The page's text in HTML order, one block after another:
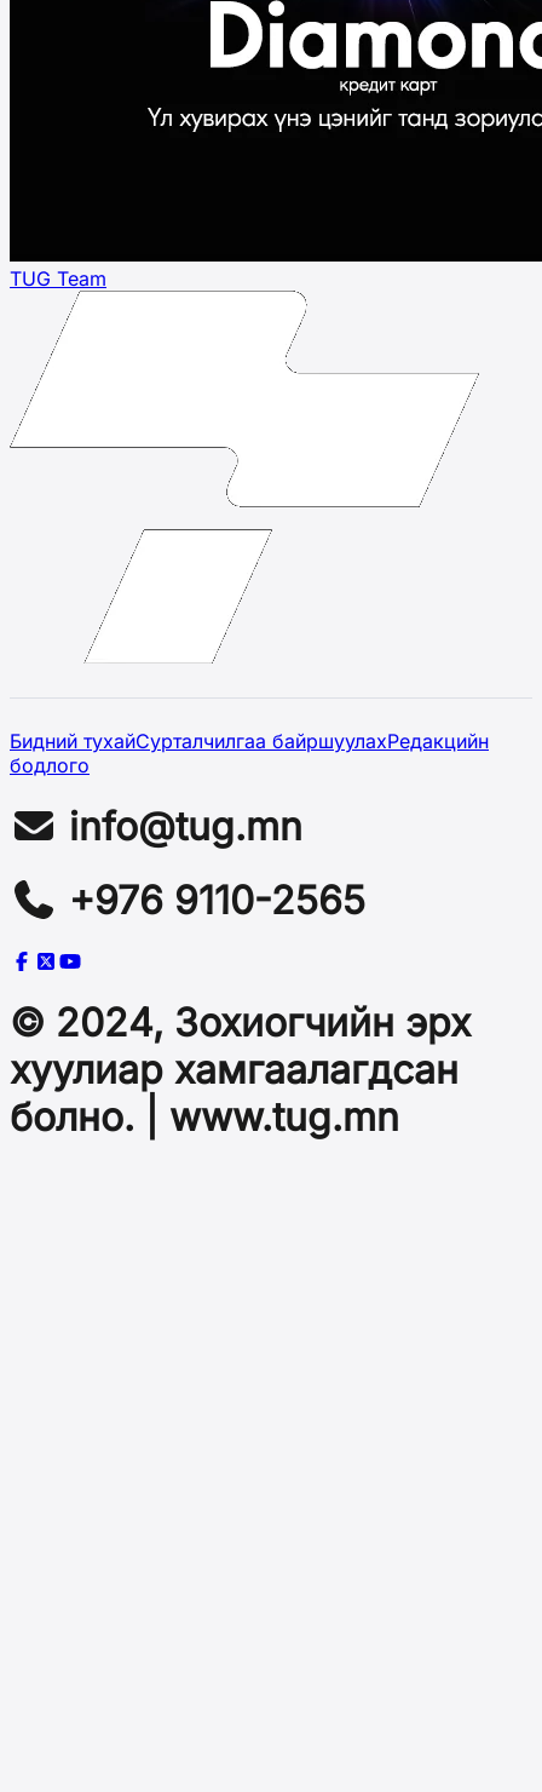
TUG Team
Бидний тухайСурталчилгаа байршуулахРедакцийн
бодлого
info@tug.mn
+976 9110-2565
© 2024, Зохиогчийн эрх
хуулиар хамгаалагдсан
болно. | www.tug.mn